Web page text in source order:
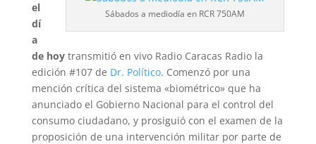
Sábados a mediodía en RCR 750AM
el
dí
a
de hoytransmitió en vivo Radio Caracas Radio la
edición #107 de Dr. Político. Comenzó por una
mención crítica del sistema «biométrico» que ha
anunciado el Gobierno Nacional para el control del
consumo ciudadano, y prosiguió con el examen de la
proposición de una intervención militar por parte de